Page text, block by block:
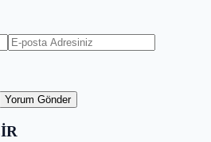
Yorum Gönder